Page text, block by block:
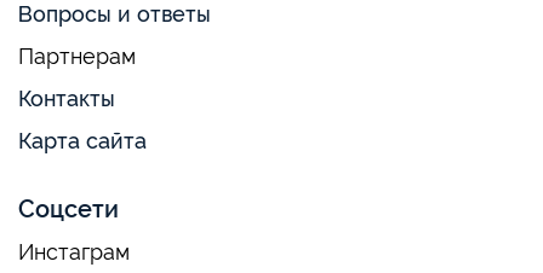
Вопросы и ответы
Партнерам
Контакты
Карта сайта
Соцсети
Инстаграм